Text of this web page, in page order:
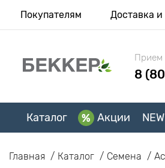
Покупателям Доставка и
Прием
8
Каталог Акции NEW
Главная Каталог Семена